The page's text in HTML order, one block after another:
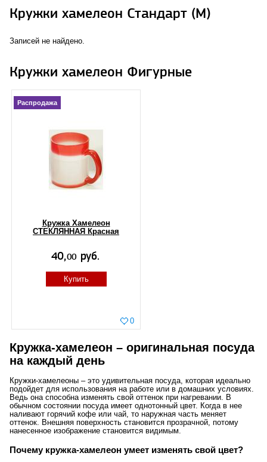
Кружки хамелеон Стандарт (M)
Записей не найдено.
Кружки хамелеон Фигурные
0
Распродажа
Кружка Хамелеон
СТЕКЛЯННАЯ Красная
Купить
Кружка-хамелеон – оригинальная посуда
на каждый день
Кружки-хамелеоны – это удивительная посуда, которая идеально
подойдет для использования на работе или в домашних условиях.
Ведь она способна изменять свой оттенок при нагревании. В
обычном состоянии посуда имеет однотонный цвет. Когда в нее
наливают горячий кофе или чай, то наружная часть меняет
оттенок. Внешняя поверхность становится прозрачной, потому
нанесенное изображение становится видимым.
Почему кружка-хамелеон умеет изменять свой цвет?